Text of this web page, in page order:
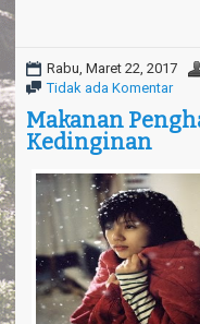
Rabu, Maret 22, 2017
Tidak ada Komentar
Makanan
Kedinginan